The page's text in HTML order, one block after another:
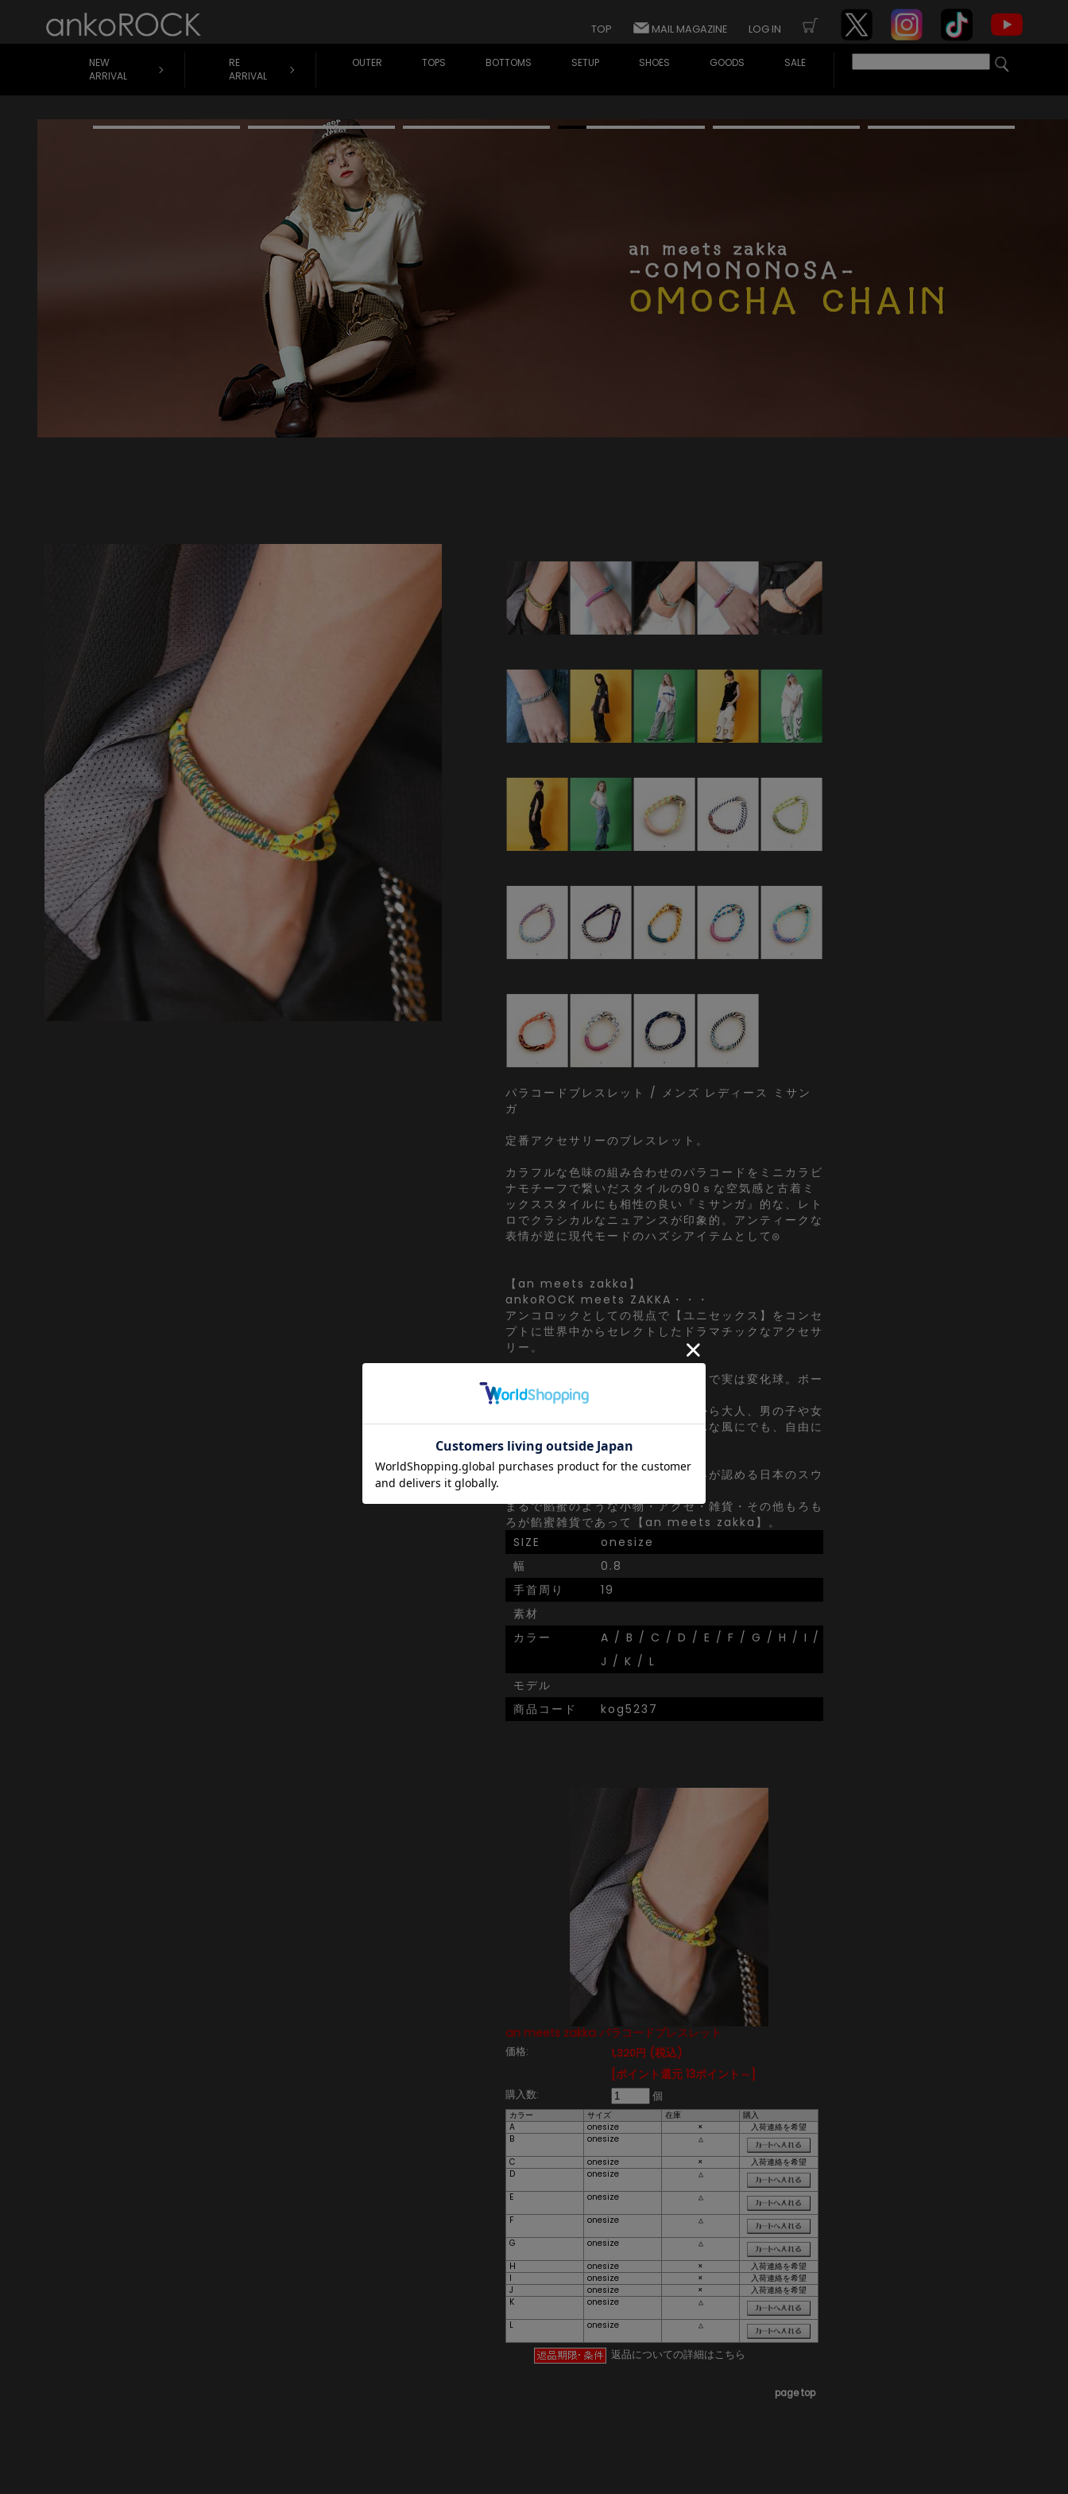
TOP MAIL MAGAZINE LOG IN
NEW
ARRIVAL
RE
ARRIVAL
OUTER TOPS BOTTOMS SETUP SHOES GOODS SALE
パラコードブレスレット / メンズ レディース ミサン
ガ
定番アクセサリーのブレスレット。
カラフルな色味の組み合わせのパラコードをミニカラビ
ナモチーフで繋いだスタイルの90ｓな空気感と古着ミ
ックススタイルにも相性の良い『ミサンガ』的な、レト
ロでクラシカルなニュアンスが印象的。アンティークな
表情が逆に現代モードのハズシアイテムとして◎
【an meets zakka】
ankoROCK meets ZAKKA・・・
アンコロックとしての視点で【ユニセックス】をコンセ
プトに世界中からセレクトしたドラマチックなアクセサ
リー。
ヘンテコで可愛らしい。直球なようで実は変化球。ボー
ダレスでジェンダーレス・・・
エレガントなものを大前提に子供から大人、男の子や女
の子、感性さえ合えば誰でも、どんな風にでも、自由に
身に着けていい。
『甘くて深くて飽きのこない』世界が認める日本のスウ
まるで餡蜜のような小物・アクセ・雑貨・その他もろも
ろが餡蜜雑貨であって【an meets zakka】。
SIZE
onesize
幅
0.8
手首周り
19
素材
カラー
A / B / C / D / E / F / G / H / I /
J / K / L
モデル
商品コード
kog5237
an meets zakka パラコードブレスレット
価格: 1,320円 (税込)
[ポイント還元 13ポイント～]
購入数: 個
カラー サイズ 在庫
購入
A
onesize ×
入荷連絡を希望
B
onesize
△
C
onesize ×
入荷連絡を希望
D
onesize
△
E
onesize
△
F
onesize
△
G
onesize
△
H
onesize ×
入荷連絡を希望
I
onesize ×
入荷連絡を希望
J
onesize ×
入荷連絡を希望
K
onesize
△
L
onesize △
返品についての詳細はこちら
page top